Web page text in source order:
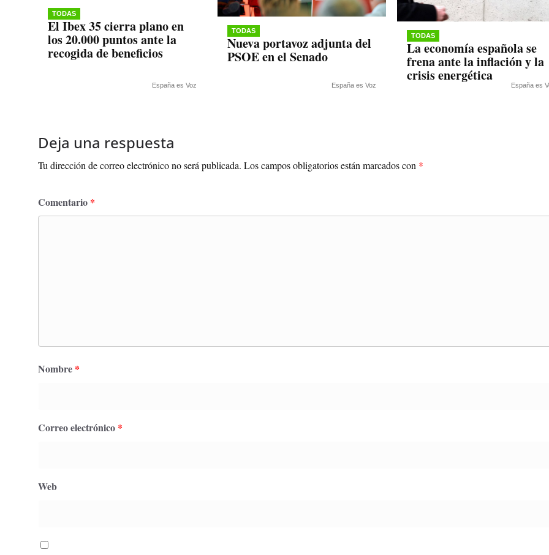
TODAS
El Ibex 35 cierra plano en
los 20.000 puntos ante la
recogida de beneficios
España es Voz
TODAS
Nueva portavoz adjunta del
PSOE en el Senado
España es Voz
TODAS
La economía española se
frena ante la inflación y la
crisis energética
España es
Deja una respuesta
Tu dirección de correo electrónico no será publicada. Los campos obligatorios están marcados con *
Comentario *
Nombre *
Correo electrónico *
Web